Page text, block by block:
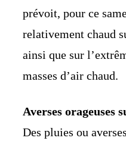
prévoit, pour ce
relativement chaud
ainsi que sur
masses d’air chaud.
Averses orageuses
Des pluies ou